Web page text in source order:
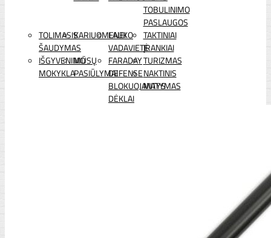
TOBULINIMO
PASLAUGOS
TOLIMASIS
ŠAUDYMAS
KARIUOMENEI
LAUKO
VADAVIETĖ
TAKTINIAI
ĮRANKIAI
IŠGYVENIMO
MOKYKLA
MŪSŲ
PASIŪLYMAI
FARADAY
DEFENSE
BLOKUOJANTYS
DĖKLAI
TURIZMAS
NAKTINIS
MATYMAS